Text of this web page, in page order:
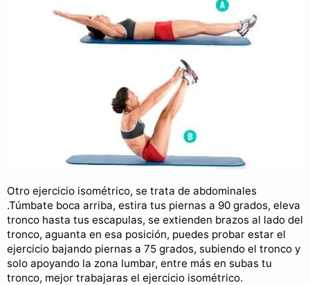
Otro ejercicio isométrico, se trata de abdominales
.Túmbate boca arriba, estira tus piernas a 90 grados, eleva
tronco hasta tus escapulas, se extienden brazos al lado del
tronco, aguanta en esa posición, puedes probar estar el
ejercicio bajando piernas a 75 grados, subiendo el tronco y
solo apoyando la zona lumbar, entre más en subas tu
tronco, mejor trabajaras el ejercicio isométrico.